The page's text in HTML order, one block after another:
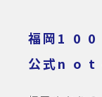
福岡1 0 0
公式n o t